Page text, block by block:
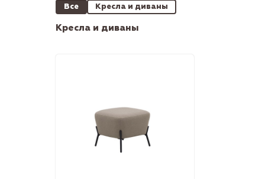
Все Кресла и диваны
Кресла и диваны